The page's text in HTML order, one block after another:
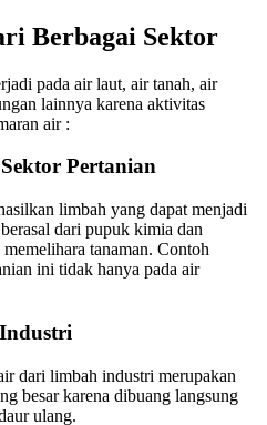
Berbagai Sektor
pada air laut, air tanah, air
lainnya karena aktivitas
air :
Pertanian
limbah yang dapat menjadi
dari pupuk kimia dan
tanaman. Contoh
ini tidak hanya pada air
dari limbah industri merupakan
besar karena dibuang langsung
ulang.